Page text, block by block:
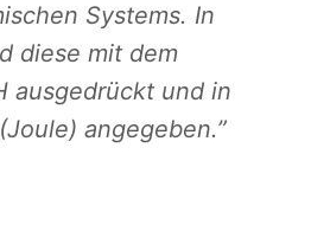
Systems. In
diese mit dem
ausgedrückt und in
angegeben.”